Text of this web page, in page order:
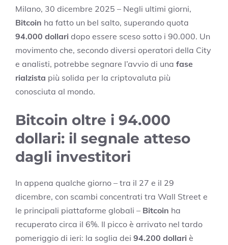
Milano, 30 dicembre 2025 – Negli ultimi giorni,
Bitcoin ha fatto un bel salto, superando quota
94.000 dollari dopo essere sceso sotto i 90.000. Un
movimento che, secondo diversi operatori della City
e analisti, potrebbe segnare l’avvio di una fase
rialzista più solida per la criptovaluta più
conosciuta al mondo.
Bitcoin oltre i 94.000
dollari: il segnale atteso
dagli investitori
In appena qualche giorno – tra il 27 e il 29
dicembre, con scambi concentrati tra Wall Street e
le principali piattaforme globali – Bitcoin ha
recuperato circa il 6%. Il picco è arrivato nel tardo
pomeriggio di ieri: la soglia dei 94.200 dollari è